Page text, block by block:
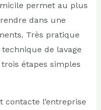
permet au plus
dans une
Très pratique
de lavage
étapes simples
contacte l’entreprise